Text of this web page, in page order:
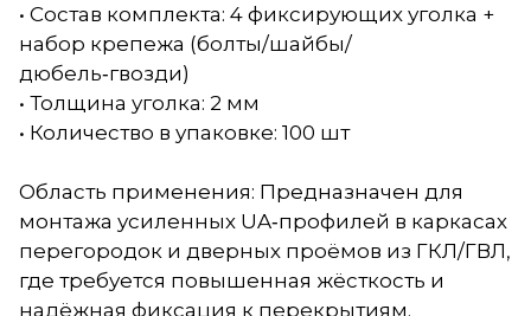
• Состав комплекта: 4 фиксирующих уголка +
набор крепежа (болты/шайбы/
дюбель‑гвозди)
• Толщина уголка: 2 мм
• Количество в упаковке: 100 шт
Область применения: Предназначен для
монтажа усиленных UA‑профилей в каркасах
перегородок и дверных проёмов из ГКЛ/ГВЛ,
где требуется повышенная жёсткость и
надёжная фиксация к перекрытиям.